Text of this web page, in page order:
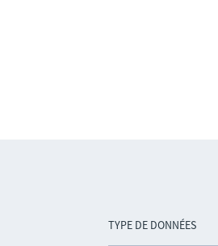
TYPE DE DONNÉES